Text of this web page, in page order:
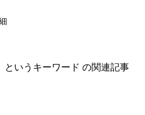
いうキーワード の関連記事